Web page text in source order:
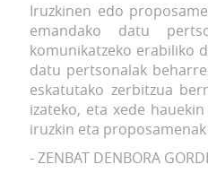
Iruzkinen edo
emandako datu
komunikatzeko erabiliko
datu pertsonalak
eskatutako zerbitzua
izateko, eta xede
iruzkin eta
- ZENBAT DENBORA